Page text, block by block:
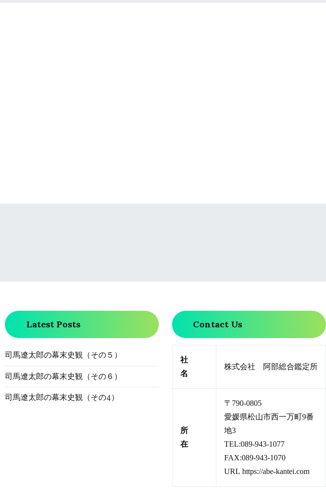
Latest Posts
司馬遼太郎の幕末史観（その５）
司馬遼太郎の幕末史観（その６）
司馬遼太郎の幕末史観（その4）
Contact Us
社
名
株式会社 阿部総合鑑定所
所
在
〒790-0805
愛媛県松山市西一万町9番
地3
TEL:089-943-1077
FAX:089-943-1070
URL https://abe-kantei.com